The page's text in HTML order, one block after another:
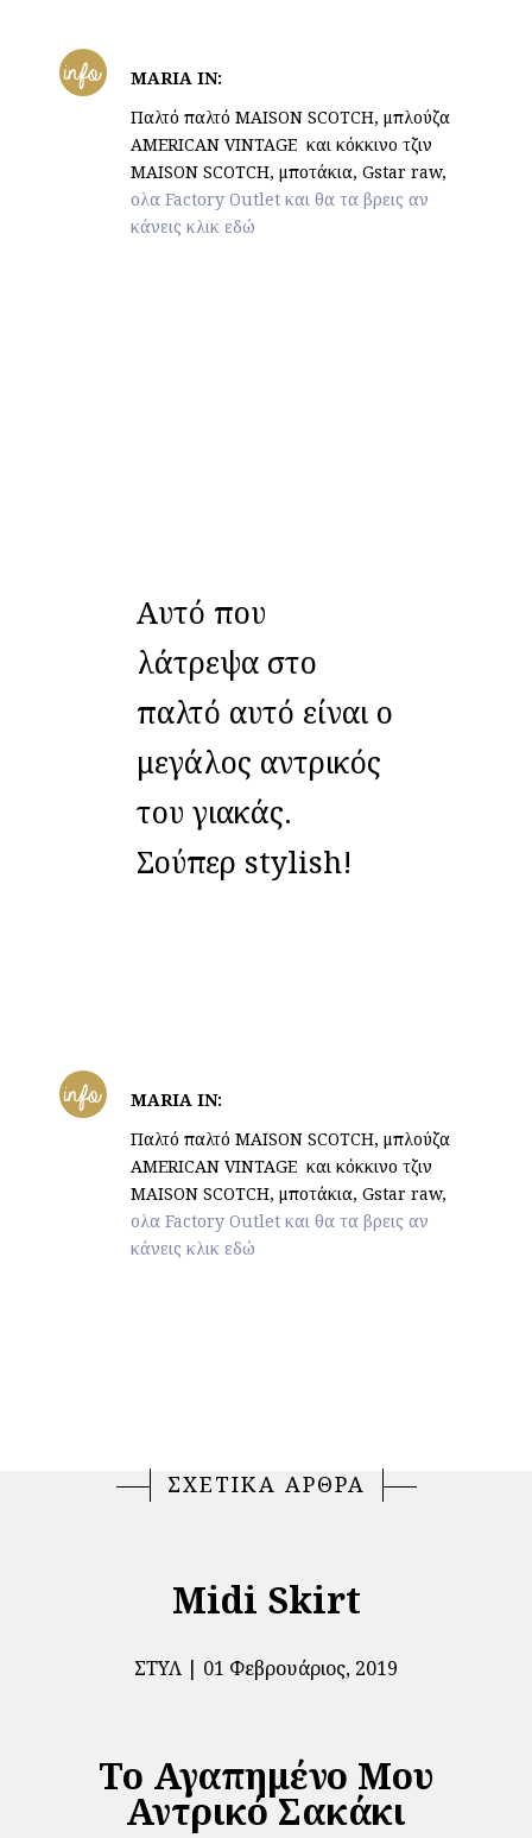
info
MARIA IN:
Παλτό παλτό MAISON SCOTCH, μπλούζα
AMERICAN VINTAGΕ και κόκκινο τζιν
MAISON SCOTCH, μποτάκια, Gstar raw,
ολα Factory Outlet και θα τα βρεις αν
κάνεις κλικ εδώ
Αυτό που
λάτρεψα στο
παλτό αυτό είναι ο
μεγάλος αντρικός
του γιακάς.
Σούπερ stylish!
info
MARIA IN:
Παλτό παλτό MAISON SCOTCH, μπλούζα
AMERICAN VINTAGΕ και κόκκινο τζιν
MAISON SCOTCH, μποτάκια, Gstar raw,
ολα Factory Outlet και θα τα βρεις αν
κάνεις κλικ εδώ
ΣΧΕΤΙΚΑ ΑΡΘΡΑ
Midi Skirt
ΣΤΥΛ 01 Φεβρουάριος, 2019
Το Αγαπημένο Μου
Αντρικό Σακάκι